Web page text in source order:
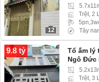
12
Trệt, 2
Tây
9.8 tỷ
Tổ ấm lý
Ngô Đức
Trệt, 3